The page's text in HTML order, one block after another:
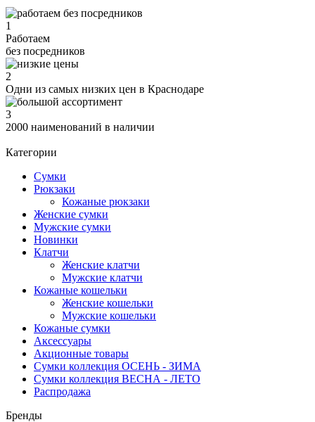
1
Работаем
без посредников
2
Одни из самых низких цен в Краснодаре
3
2000 наименований в наличии
Категории
Сумки
Рюкзаки
Кожаные рюкзаки
Женские сумки
Мужские сумки
Новинки
Клатчи
Женские клатчи
Мужские клатчи
Кожаные кошельки
Женские кошельки
Мужские кошельки
Кожаные сумки
Аксессуары
Акционные товары
Сумки коллекция ОСЕНЬ - ЗИМА
Сумки коллекция ВЕСНА - ЛЕТО
Распродажа
Бренды